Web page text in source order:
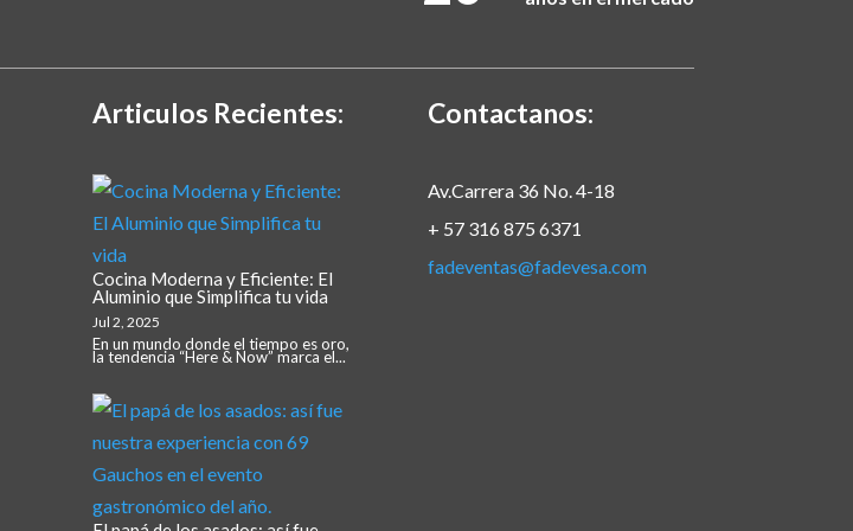
Articulos Recientes:
Cocina Moderna y Eficiente: El
Aluminio que Simplifica tu vida
Jul 2, 2025
En un mundo donde el tiempo es oro,
la tendencia “Here & Now” marca el...
Contactanos:
Av.Carrera 36 No. 4-18
+ 57 316 875 6371
fadeventas@fadevesa.com